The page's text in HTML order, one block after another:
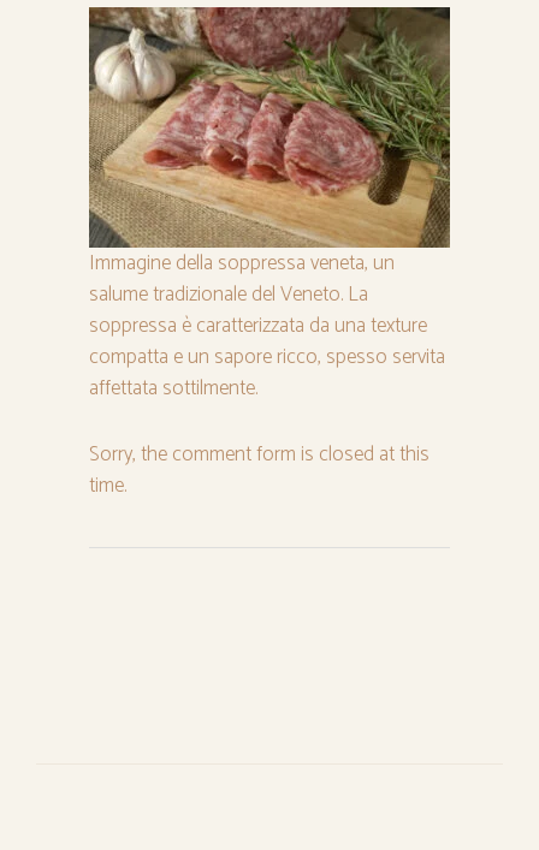
Immagine della soppressa veneta, un
salume tradizionale del Veneto. La
soppressa è caratterizzata da una texture
compatta e un sapore ricco, spesso servita
affettata sottilmente.
Sorry, the comment form is closed at this
time.